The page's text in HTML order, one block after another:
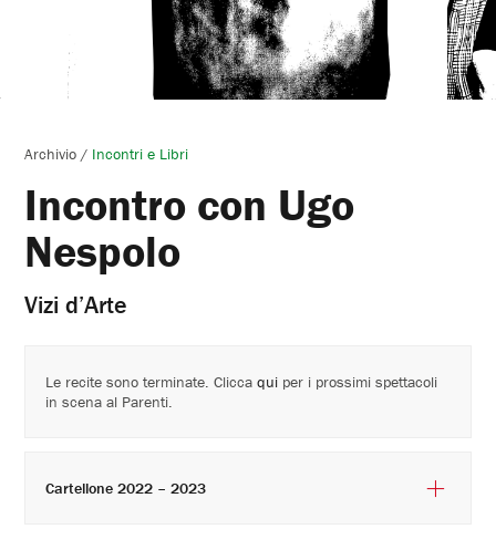
Archivio / Incontri e Libri
Incontro con Ugo
Nespolo
Vizi d’Arte
Le recite sono terminate. Cliccaqui per i prossimi spettacoli
in scena al Parenti.
Cartellone 2022 – 2023